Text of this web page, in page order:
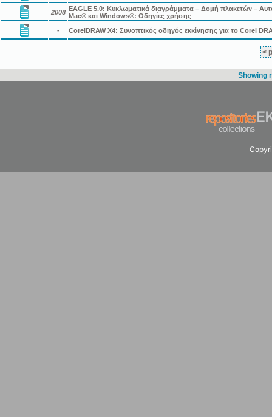
2008 EAGLE 5.0: Κυκλωματικά διαγράμματα – Δομή πλακετών –
Mac® και Windows®: Οδηγίες χρήσης
-
CorelDRAW X4: Συνοπτικός οδηγός εκκίνησης για το Corel
<
Showing